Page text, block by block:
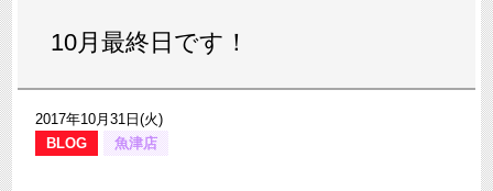
10月最終日です！
2017年10月31日(火)
BLOG
魚津店